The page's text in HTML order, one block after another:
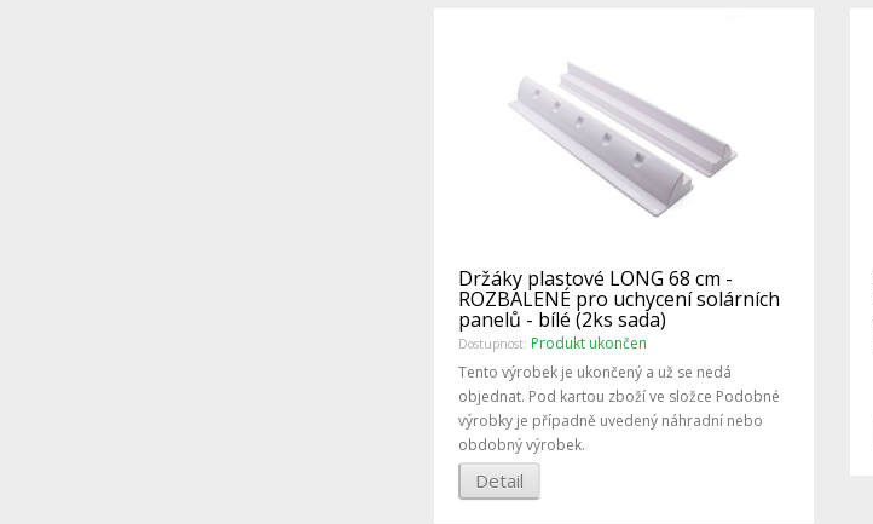
Držáky plastové LONG 68 cm -
ROZBALENÉ pro uchycení solárních
panelů - bílé (2ks sada)
Dostupnost: Produkt ukončen
Tento výrobek je ukončený a už se nedá
objednat. Pod kartou zboží ve složce Podobné
výrobky je případně uvedený náhradní nebo
obdobný výrobek.
Detail